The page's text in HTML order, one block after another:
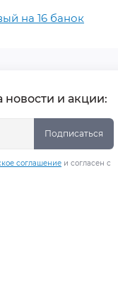
на 16 банок
новости и акции:
Подписаться
соглашение и согласен с